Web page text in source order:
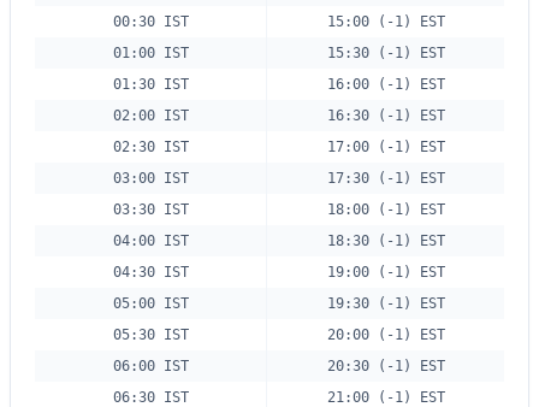
00:30 IST
15:00 (-1) EST
01:00 IST
15:30 (-1) EST
01:30 IST
16:00 (-1) EST
02:00 IST
16:30 (-1) EST
02:30 IST
17:00 (-1) EST
03:00 IST
17:30 (-1) EST
03:30 IST
18:00 (-1) EST
04:00 IST
18:30 (-1) EST
04:30 IST
19:00 (-1) EST
05:00 IST
19:30 (-1) EST
05:30 IST
20:00 (-1) EST
06:00 IST
20:30 (-1) EST
06:30 IST
21:00 (-1) EST